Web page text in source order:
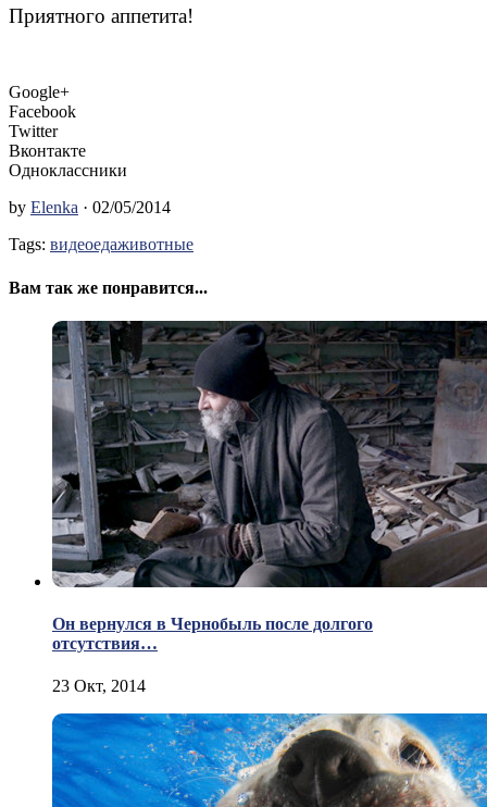
Приятного аппетита!
Google+
Facebook
Twitter
Вконтакте
Одноклассники
by Elenka · 02/05/2014
Tags: видеоедаживотные
Вам так же понравится...
Он вернулся в Чернобыль после долгого
отсутствия…
23 Окт, 2014